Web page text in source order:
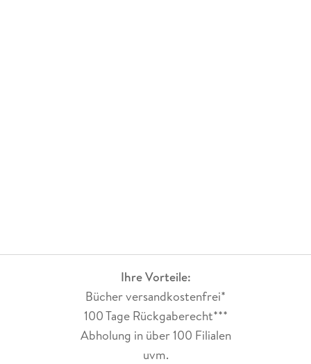
Ihre Vorteile:
Bücher versandkostenfrei*
100 Tage Rückgaberecht***
Abholung in über 100 Filialen
uvm.